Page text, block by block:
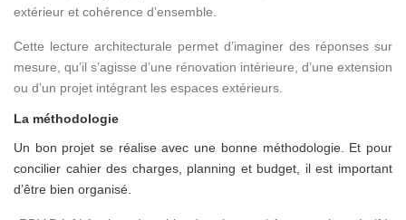
extérieur et cohérence d’ensemble.
Cette lecture architecturale permet d’imaginer des réponses sur
mesure, qu’il s’agisse d’une rénovation intérieure, d’une extension
ou d’un projet intégrant les espaces extérieurs.
La méthodologie
Un bon projet se réalise avec une bonne méthodologie. Et pour
concilier cahier des charges, planning et budget, il est important
d’être bien organisé.